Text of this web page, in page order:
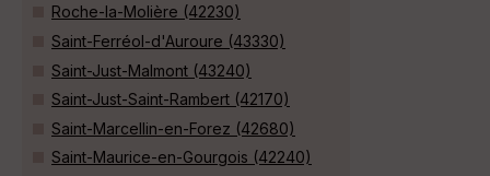
Roche-la-Molière (42230)
Saint-Ferréol-d'Auroure (43330)
Saint-Just-Malmont (43240)
Saint-Just-Saint-Rambert (42170)
Saint-Marcellin-en-Forez (42680)
Saint-Maurice-en-Gourgois (42240)